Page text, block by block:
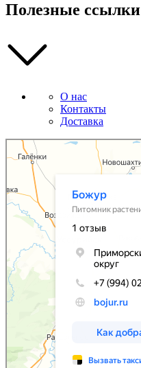
Полезные ссылки
О нас
Контакты
Доставка
Божур
Питомник растений в Приморском крае